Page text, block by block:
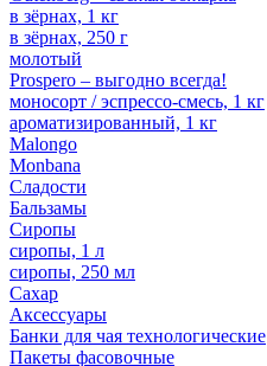
в зёрнах, 1 кг
в зёрнах, 250 г
молотый
Prospero – выгодно всегда!
моносорт / эспрессо-смесь, 1 кг
ароматизированный, 1 кг
Malongo
Monbana
Сладости
Бальзамы
Сиропы
сиропы, 1 л
сиропы, 250 мл
Сахар
Аксессуары
Банки для чая технологические
Пакеты фасовочные